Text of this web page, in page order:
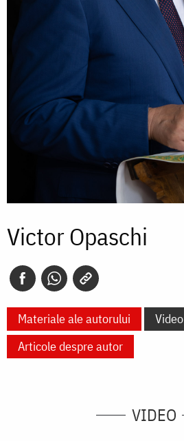
Victor Opaschi
Materiale ale autorului
Video
Articole despre autor
VIDEO